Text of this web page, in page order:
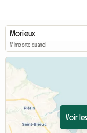
N'importe quand
Voir